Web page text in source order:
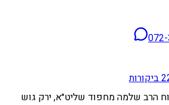
ביקורות
הרב שלמה מחפוד שליט״א, ירק גוש